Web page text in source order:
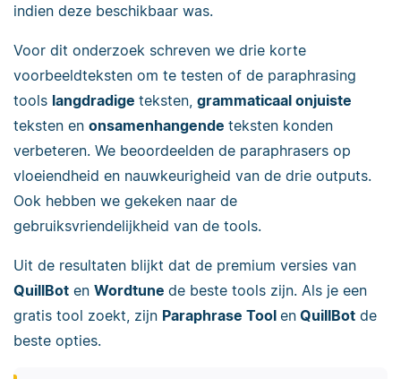
indien deze beschikbaar was.
Voor dit onderzoek schreven we drie korte
voorbeeldteksten om te testen of de paraphrasing
tools langdradige teksten, grammaticaal onjuiste
teksten en onsamenhangende teksten konden
verbeteren. We beoordeelden de paraphrasers op
vloeiendheid en nauwkeurigheid van de drie outputs.
Ook hebben we gekeken naar de
gebruiksvriendelijkheid van de tools.
Uit de resultaten blijkt dat de premium versies van
QuillBot en Wordtune de beste tools zijn. Als je een
gratis tool zoekt, zijn Paraphrase Tool en QuillBot de
beste opties.